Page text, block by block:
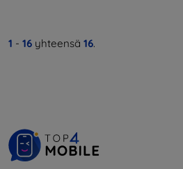
1 - 16 yhteensä 16.